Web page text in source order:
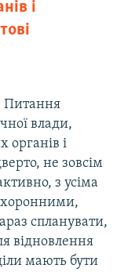
і
Питання
влади,
органів і
не зовсім
з усіма
спланувати,
відновлення
мають бути